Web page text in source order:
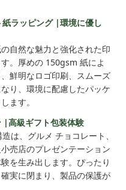
ラッピング |環境に優し
自然な魅力と強化された印
。厚めの 150gsm 紙によ
鮮明なロゴ印刷、スムーズ
り、環境に配慮したパッケ
ます。
|高級ギフト包装体験
は、グルメ チョコレート、
売店のプレゼンテーション
を生み出します。ぴったり
実に閉まり、製品の保護が